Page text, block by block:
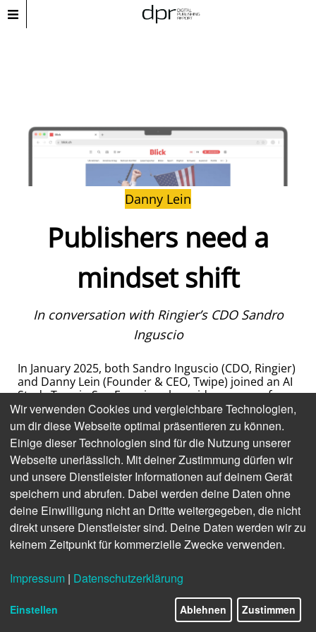
Danny Lein
Publishers need a
mindset shift
In conversation with Ringier’s CDO Sandro
Inguscio
In January 2025, both Sandro Inguscio (CDO, Ringier)
and Danny Lein (Founder & CEO, Twipe) joined an AI
Study Tour in San Fransico alongside a group of
publishers. They had the opportunity to meet with
big AI players, small AI startups, and publishers
using the technology. Sandro was the first guest in
Twipe’s AI Frontrunners in News webinar series held
in March 2025 and moderated by Danny. This post is
an edited version of their conversation.
Hi, Sandro. We’re very happy that you could join us
today. Can you briefly introduce yourself?
Hi, I’m Sandro, the Chief Digital Officer at Ringier
Media Switzerland. Ringier has 6,600 employees
co-leading Blick, which is the biggest media in our
Wir verwenden Cookies und vergleichbare Technologien,
um dir diese Webseite optimal präsentieren zu können.
Einige dieser Technologien sind für die Nutzung unserer
Webseite unerlässlich. Mit deiner Zustimmung dürfen wir
und unsere Dienstleister Informationen auf deinem Gerät
speichern und abrufen. Dabei werden deine Daten ohne
deine Einwilligung nicht an Dritte weitergegeben, die nicht
direkt unsere Dienstleister sind. Deine Daten werden wir zu
keinem Zeitpunkt für kommerzielle Zwecke verwenden.
Impressum | Datenschutzerklärung
Einstellen Ablehnen Zustimmen